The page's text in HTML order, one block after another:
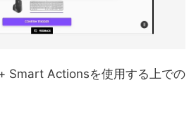
Smart Actionsを使用する上での